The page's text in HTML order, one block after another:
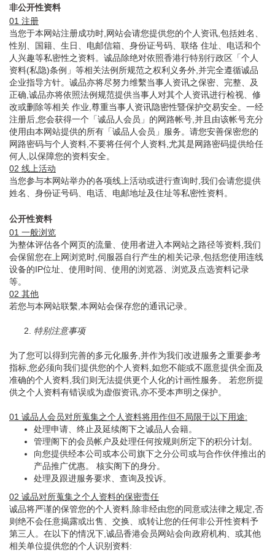
非公开性资料
01 注册
当您于本网站注册成功时,网站会请您提供您的个人资讯,包括姓名、
性别、国籍、生日、电邮信箱、身份证号码、联络 住址、电话和个
人兴趣等私密性之资料。诚品除绝对依照香港行特别行政区「个人
资料(私隐)条例」等相关法例所规范之权利义务外,并完全遵循诚品
企业指导方针。诚品亦将尽努力维繫当事人资讯之保密、完整、及
正确,诚品亦将依照法例规范提供当事人对其个人资讯进行检视、修
改或删除等相关 作业,尊重当事人资讯隐密性暨保护交易安全。一经
注册后,您会获得一个「诚品人会员」的网路帐号,并且由该帐号充分
使用由本网站提供的所有「诚品人会员」服务。请您安善保密您的
网路密码与个人资料,不要将任何个人资料,尤其是网路密码提供给任
何人,以保障您的资料安全。
02 线上活动
当您参与本网站举办的各项线上活动或进行查询时,我们会请您提供
姓名、身份证号码、电话、电邮地址及住址等私密性资料。
公开性资料
01 一般浏览
为整体评估各个网页的流量、使用者进入本网站之路径等资料,我们
会保留您在上网浏览时,伺服器自行产生的相关记录,包括您使用连线
设备的IP位址、使用时间、使用的浏览器、浏览及点选资料记录
等。
02 其他
若您与本网站联繫,本网站会保存您的通讯记录。
2. 特别注意事项
为了您可以得到完善的多元化服务,并作为我们改进服务之重要参考
指标,您必须向我们提供您的个人资料,如您不能或不愿意提供全面及
准确的个人资料,我们则无法提供更个人化的计画性服务。 若您所提
供之个人资料有错误或为虚假资讯,亦不受本声明之保护。
01 诚品人会员对所蒐集之个人资料将用作但不局限于以下用途:
处理申请、终止及延续阁下之诚品人会籍。
管理阁下的会员帐户及处理任何按规则所定下的积分计划。
向您提供经本公司或本公司旗下之分公司或与合作伙伴推出的
产品推广优惠。 核实阁下的身分。
处理及跟进服务要求、查询及投诉。
02 诚品对所蒐集之个人资料的保密责任
诚品将严谨的保管您的个人资料,除非经由您的同意或法律之规定,否
则绝不会任意揭露或出售、交换、或转让您的任何非公开性资料予
第三人。在以下的情况下,诚品香港会员网站会向政府机构、或其他
相关单位提供您的个人识别资料: